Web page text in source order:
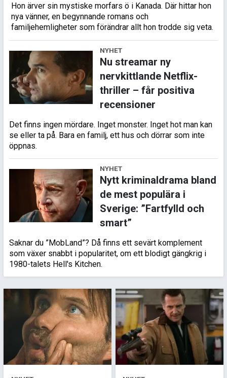
Hon ärver sin mystiske morfars ö i Kanada. Där hittar hon
nya vänner, en begynnande romans och
familjehemligheter som förändrar allt hon trodde sig veta.
NYHET
Nu streamar ny
nervkittlande Netflix-
thriller – får positiva
recensioner
Det finns ingen mördare. Inget monster. Inget hot man kan
se eller ta på. Bara en familj, ett hus och dörrar som inte
öppnas.
NYHET
Nytt kriminaldrama bland
de mest populära i
Sverige: ”Fartfylld och
smart”
Saknar du ”MobLand”? Då finns ett sevärt komplement
som växer snabbt i popularitet, om ett blodigt gängkrig i
1980-talets Hell's Kitchen.